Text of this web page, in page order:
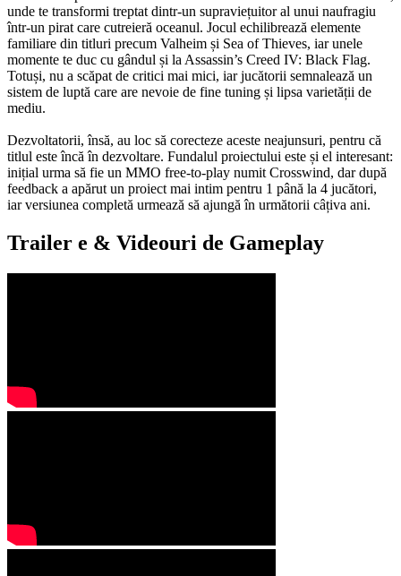
unde te transformi treptat dintr-un supraviețuitor al unui naufragiu
într-un pirat care cutreieră oceanul. Jocul echilibrează elemente
familiare din titluri precum Valheim și Sea of Thieves, iar unele
momente te duc cu gândul și la Assassin’s Creed IV: Black Flag.
Totuși, nu a scăpat de critici mai mici, iar jucătorii semnalează un
sistem de luptă care are nevoie de fine tuning și lipsa varietății de
mediu.
Dezvoltatorii, însă, au loc să corecteze aceste neajunsuri, pentru că
titlul este încă în dezvoltare. Fundalul proiectului este și el interesant:
inițial urma să fie un MMO free-to-play numit Crosswind, dar după
feedback a apărut un proiect mai intim pentru 1 până la 4 jucători,
iar versiunea completă urmează să ajungă în următorii câțiva ani.
Trailer e & Videouri de Gameplay